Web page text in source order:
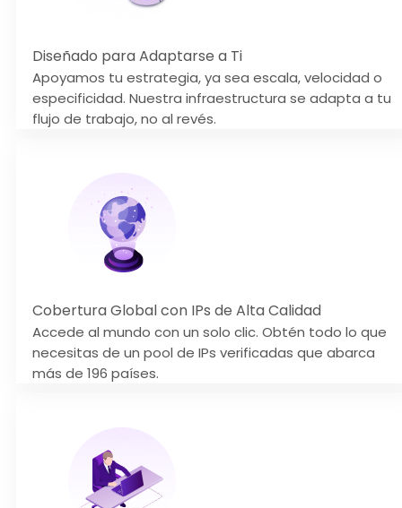
Diseñado para Adaptarse a Ti
Apoyamos tu estrategia, ya sea escala, velocidad o
especificidad. Nuestra infraestructura se adapta a tu
flujo de trabajo, no al revés.
Cobertura Global con IPs de Alta Calidad
Accede al mundo con un solo clic. Obtén todo lo que
necesitas de un pool de IPs verificadas que abarca
más de 196 países.